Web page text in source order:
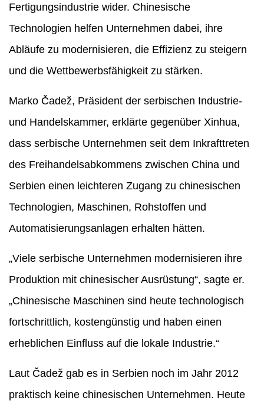
Fertigungsindustrie wider. Chinesische
Technologien helfen Unternehmen dabei, ihre
Abläufe zu modernisieren, die Effizienz zu steigern
und die Wettbewerbsfähigkeit zu stärken.
Marko Čadež, Präsident der serbischen Industrie-
und Handelskammer, erklärte gegenüber Xinhua,
dass serbische Unternehmen seit dem Inkrafttreten
des Freihandelsabkommens zwischen China und
Serbien einen leichteren Zugang zu chinesischen
Technologien, Maschinen, Rohstoffen und
Automatisierungsanlagen erhalten hätten.
„Viele serbische Unternehmen modernisieren ihre
Produktion mit chinesischer Ausrüstung“, sagte er.
„Chinesische Maschinen sind heute technologisch
fortschrittlich, kostengünstig und haben einen
erheblichen Einfluss auf die lokale Industrie.“
Laut Čadež gab es in Serbien noch im Jahr 2012
praktisch keine chinesischen Unternehmen. Heute